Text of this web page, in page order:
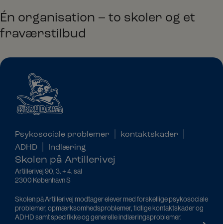
Én organisation – to skoler og et
fraværstilbud
Psykosociale problemer kontaktskader
ADHD Indlæring
Skolen på Artillerivej
Artillerivej 90, 3. + 4. sal
2300 København S
Skolen på Artillerivej modtager elever med forskellige psykosociale
problemer, opmærksomhedsproblemer, tidlige kontaktskader og
ADHD samt specifikke og generelle indlæringsproblemer.